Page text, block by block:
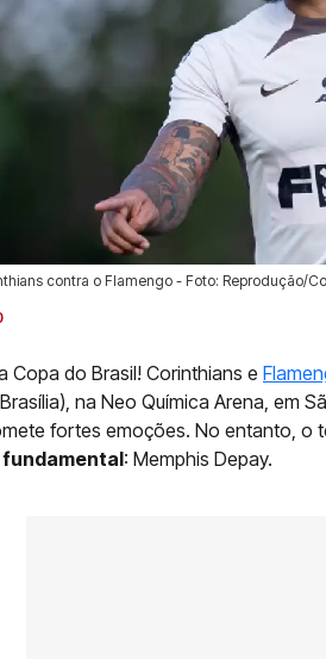
contra o Flamengo - Foto: Reprodução/
Copa do Brasil! Corinthians e
na Neo Química Arena, em
fortes emoções. No entanto, o
fundamental: Memphis Depay.